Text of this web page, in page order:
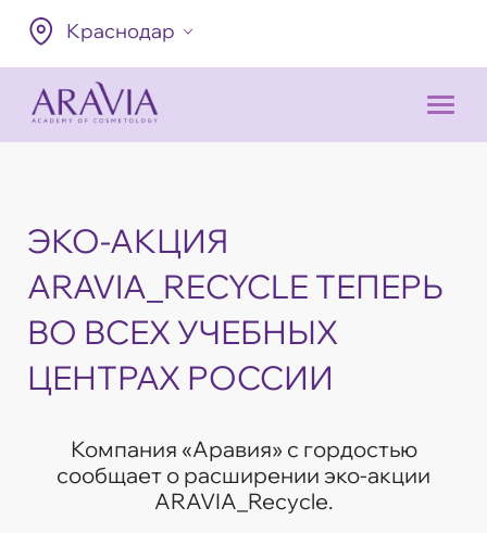
Краснодар
ЭКО-АКЦИЯ
ARAVIA_RECYCLE ТЕПЕРЬ
ВО ВСЕХ УЧЕБНЫХ
ЦЕНТРАХ РОССИИ
Компания «Аравия» с гордостью
сообщает о расширении эко-акции
ARAVIA_Recycle.